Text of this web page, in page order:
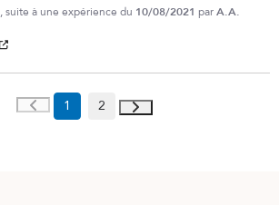
, suite à une expérience du 10/08/2021 parA.A.
1 2